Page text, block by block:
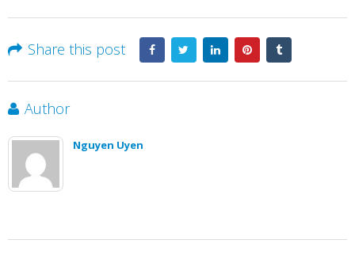
Share this post
Author
Nguyen Uyen